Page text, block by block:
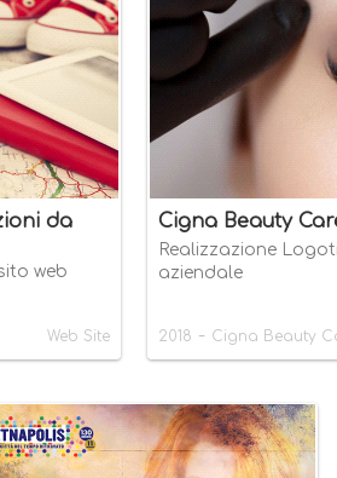
da
web
Web Site
Cigna Beauty
Realizzazione
aziendale
2018 - Cigna Beauty